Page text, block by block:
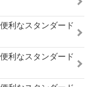
利なスタンダード
利なスタンダード